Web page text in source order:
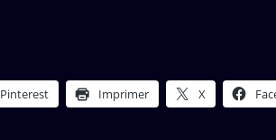
Pinterest Imprimer X